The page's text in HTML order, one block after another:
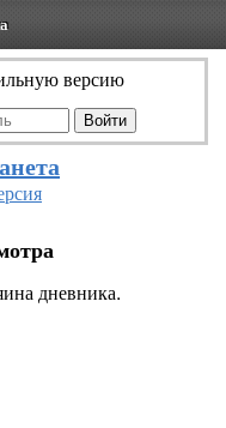
версию
дневника.